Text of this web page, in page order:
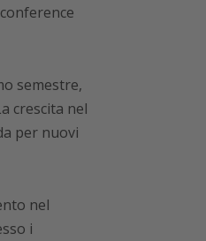
semestre,
crescita nel
per nuovi
nel
i